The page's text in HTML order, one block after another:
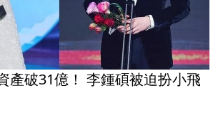
產破31億！ 李鍾碩被迫扮小飛